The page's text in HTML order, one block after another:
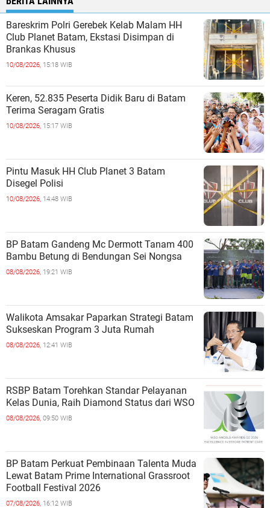
Bareskrim Polri Gerebek Kelab Malam HH
Club Planet Batam, Ekstasi Disimpan di
Brankas Khusus
10/08/2026, 15:18 WIB
Keren, 52.835 Peserta Didik Baru di Batam
Terima Seragam Gratis
10/08/2026, 15:17 WIB
Pintu Masuk HH Club Planet 3 Batam
Disegel Polisi
10/08/2026, 14:48 WIB
BP Batam Gandeng Mc Dermott Tanam 400
Bambu Betung di Bendungan Sei Nongsa
08/08/2026, 19:21 WIB
Walikota Amsakar Paparkan Strategi Batam
Sukseskan Program 3 Juta Rumah
08/08/2026, 12:41 WIB
RSBP Batam Torehkan Standar Pelayanan
Kelas Dunia, Raih Diamond Status dari WSO
08/08/2026, 09:50 WIB
BP Batam Perkuat Pembinaan Talenta Muda
Lewat Batam Prime International Grassroot
Football Festival 2026
07/08/2026, 16:12 WIB